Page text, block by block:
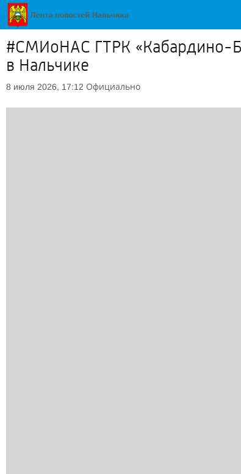
#СМИоНАС ГТРК «Кабардино-
в Нальчике
8 июля 2026, 17:12 Официально